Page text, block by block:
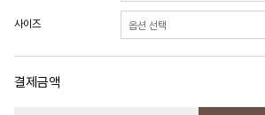
사이즈
결제금액